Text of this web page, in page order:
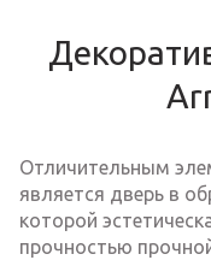
Отличительным
является дверь в
которой
прочностью